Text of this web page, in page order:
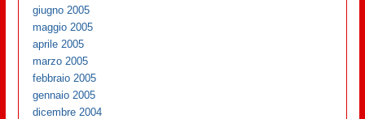
giugno 2005
maggio 2005
aprile 2005
marzo 2005
febbraio 2005
gennaio 2005
dicembre 2004